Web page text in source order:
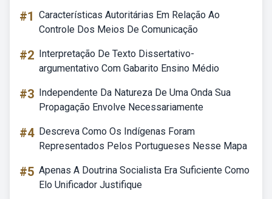
#1 Características Autoritárias Em Relação Ao
Controle Dos Meios De Comunicação
#2 Interpretação De Texto Dissertativo-
argumentativo Com Gabarito Ensino Médio
#3 Independente Da Natureza De Uma Onda Sua
Propagação Envolve Necessariamente
#4 Descreva Como Os Indígenas Foram
Representados Pelos Portugueses Nesse Mapa
#5 Apenas A Doutrina Socialista Era Suficiente Como
Elo Unificador Justifique